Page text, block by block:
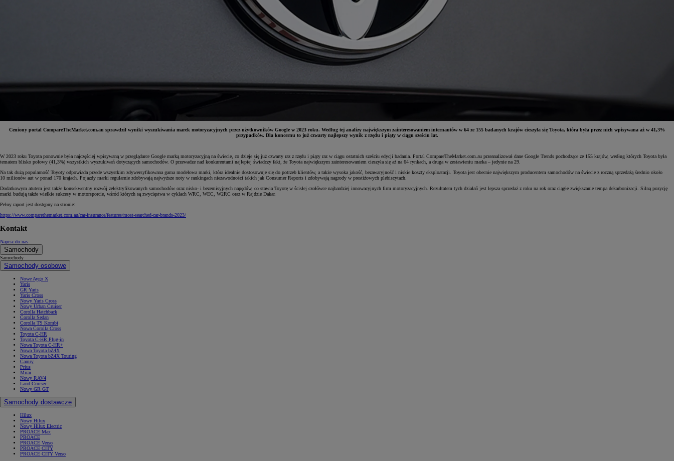
Od81 900 zł
Yaris Cross
HYBRID
Ceniony portal CompareTheMarket.com.au sprawdził wyniki wyszukiwania marek motoryzacyjnych przez użytkowników Google w 2023 roku. Według tej analizy największym zainteresowaniem internautów w 64 ze 155 badanych krajów cieszyła się Toyota, która była przez nich wpisywana aż w 41,3%
przypadków. Dla koncernu to już czwarty najlepszy wynik z rzędu i piąty w ciągu sześciu lat.
W 2023 roku Toyota ponownie była najczęściej wpisywaną w przeglądarce Google marką motoryzacyjną na świecie, co dzieje się już czwarty raz z rzędu i piąty raz w ciągu ostatnich sześciu edycji badania. Portal CompareTheMarket.com.au przeanalizował dane Google Trends pochodzące ze 155 krajów, według których Toyota była
tematem blisko połowy (41,3%) wszystkich wyszukiwań dotyczących samochodów. O przewadze nad konkurentami najlepiej świadczy fakt, że Toyota największym zainteresowaniem cieszyła się aż na 64 rynkach, a druga w zestawieniu marka – jedynie na 29.
Na tak dużą popularność Toyoty odpowiada przede wszystkim zdywersyfikowana gama modelowa marki, która idealnie dostosowuje się do potrzeb klientów, a także wysoka jakość, bezawaryjność i niskie koszty eksploatacji. Toyota jest obecnie największym producentem samochodów na świecie z roczną sprzedażą średnio około
10 milionów aut w ponad 170 krajach. Pojazdy marki regularnie zdobywają najwyższe noty w rankingach niezawodności takich jak Consumer Reports i zdobywają nagrody w prestiżowych plebiscytach.
Dodatkowym atutem jest także konsekwentny rozwój zelektryfikowanych samochodów oraz nisko- i bezemisyjnych napędów, co stawia Toyotę w ścisłej czołówce najbardziej innowacyjnych firm motoryzacyjnych. Rezultatem tych działań jest lepsza sprzedaż z roku na rok oraz ciągłe zwiększanie tempa dekarbonizacji. Silną pozycję
marki budują także wielkie sukcesy w motorsporcie, wśród których są zwycięstwa w cyklach WRC, WEC, W2RC oraz w Rajdzie Dakar.
Pełny raport jest dostępny na stronie:
https://www.comparethemarket.com.au/car-insurance/features/most-searched-car-brands-2023/
Kontakt
Napisz do nas
Samochody
Samochody
Samochody osobowe
Nowe Aygo X
Yaris
GR Yaris
Yaris Cross
Nowy Yaris Cross
Nowy Urban Cruiser
Corolla Hatchback
Corolla Sedan
Corolla TS Kombi
Nowa Corolla Cross
Toyota C-HR
Toyota C-HR Plug-in
Nowa Toyota C-HR+
Nowa Toyota bZ4X
Nowa Toyota bZ4X Touring
Camry
Prius
Mirai
Nowy RAV4
Land Cruiser
Nowy GR GT
Samochody dostawcze
Hilux
Nowy Hilux
Nowy Hilux Electric
PROACE Max
PROACE
PROACE Verso
PROACE CITY
PROACE CITY Verso